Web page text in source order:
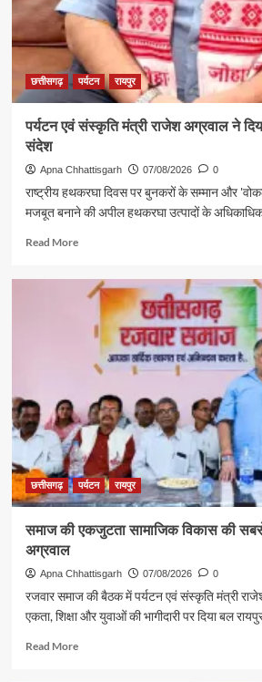
छत्तीसगढ़ पर्यटन रायपुर
पर्यटन एवं संस्कृति मंत्री राजेश अग्रवाल ने
संदेश
Apna Chhattisgarh 07/08/2026 0
राष्ट्रीय हथकरघा दिवस पर बुनकरों के सम्मान और
मजबूत बनाने की अपील हथकरघा उत्पादों के
Read MoreRead
पर्यटन
संस्कृति
राजेश
अग्रवाल
दिया
स्वदेशी
अपनाने
का
संदेश
छत्तीसगढ़ पर्यटन रायपुर
समाज की एकजुटता सामाजिक विकास की
अग्रवाल
Apna Chhattisgarh 07/08/2026 0
रजवार समाज की बैठक में पर्यटन एवं संस्कृति मंत्री
एकता, शिक्षा और युवाओं की भागीदारी पर दिया बल
Read MoreRead